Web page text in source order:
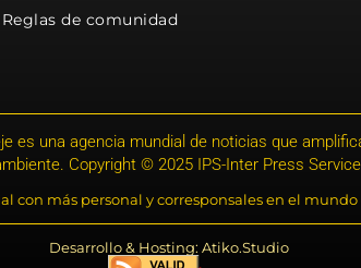
Reglas de comunidad
es una agencia mundial de noticias que
Copyright © 2025 IPS-Inter Press
más personal y corresponsales en el mundo
Desarrollo & Hosting: Atiko.Studio